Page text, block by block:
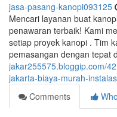
jasa-pasang-kanopi093125
Mencari layanan buat
penawaran terbaik! Kami
setiap proyek kanopi . Tim
pemasangan dengan tepat
jakar255575.bloggip.com/
jakarta-biaya-murah-
Comments